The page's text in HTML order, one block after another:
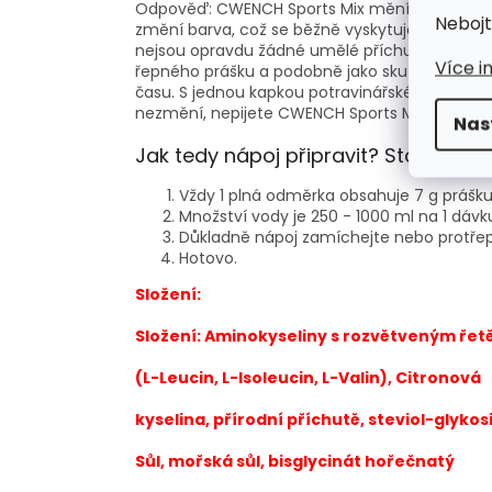
Více
Odpověď: CWENCH Sports Mix mění barvu na
změní barva, což se běžně vyskytuje u
nejsou opravdu žádné umělé příchutě ani
řepného prášku a podobně jako skutečná
času. S jednou kapkou potravinářské barvy
nezmění, nepijete CWENCH Sports Mix !!!
Jak tedy nápoj připravit? Stačí 30
Vždy 1 plná odměrka obsahuje 7 g
Množství vody je 250 - 1000 ml na 1
Důkladně nápoj zamíchejte nebo
Hotovo.
Složení:
Složení: Aminokyseliny s rozvětveným
(L-Leucin, L-Isoleucin, L-Valin), Citronová
kyselina, přírodní příchutě, steviol-
Sůl, mořská sůl, bisglycinát hořečnatý